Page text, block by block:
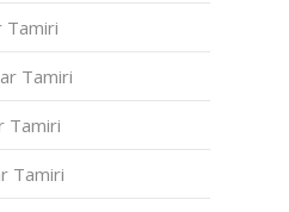
Tamiri
Tamiri
Tamiri
Tamiri